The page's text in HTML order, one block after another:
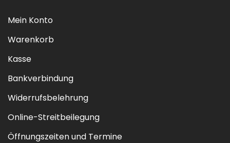
Mein Konto
Warenkorb
Kasse
Bankverbindung
Widerrufsbelehrung
Online-Streitbeilegung
Öffnungszeiten und Termine